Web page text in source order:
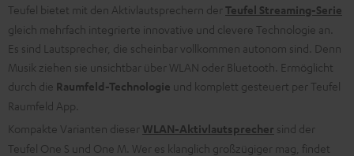
Teufel bietet mit den Aktivlautsprechern derTeufel Streaming-Serie
gleich mehrfach integrierte innovative und clevere Technologie an.
Es sind Lautsprecher, die scheinbar vollkommen autonom sind. Denn
Musik ziehen sie unsichtbar über WLAN oder Bluetooth. Ermöglicht
durch die Raumfeld-Technologie und komplett gesteuert per Teufel
Raumfeld App.
Kompakte Varianten dieser WLAN-Aktivlautsprecher sind der
Teufel One S und One M. Wer es klanglich großzügiger mag, findet